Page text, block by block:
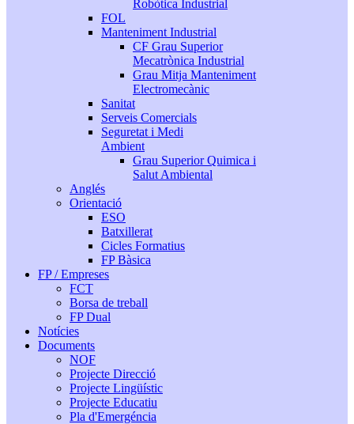
Robòtica Industrial
FOL
Manteniment Industrial
CF Grau Superior
Mecatrònica Industrial
Grau Mitja Manteniment
Electromecànic
Sanitat
Serveis Comercials
Seguretat i Medi
Ambient
Grau Superior Quimica i
Salut Ambiental
Anglés
Orientació
ESO
Batxillerat
Cicles Formatius
FP Bàsica
FP / Empreses
FCT
Borsa de treball
FP Dual
Notícies
Documents
NOF
Projecte Direcció
Projecte Lingüístic
Projecte Educatiu
Pla d'Emergéncia